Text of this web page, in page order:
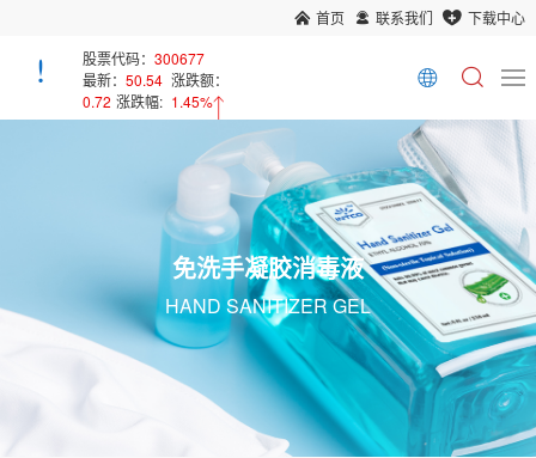
首页 联系我们
下载中心
股票代码： 300677
最新： 50.54 涨跌额：
0.72 涨跌幅: 1.45%
免洗手凝胶消毒液
HAND SANITIZER GEL